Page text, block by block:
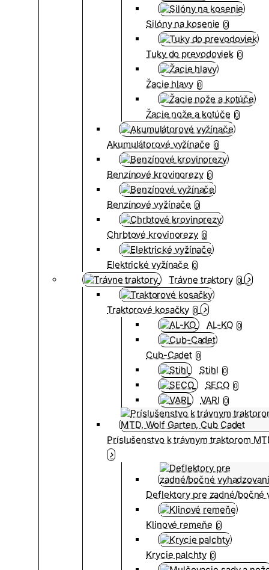
Silóny na kosenie 0
Tuky do prevodoviek 0
Žacie hlavy 0
Žacie nože a kotúče 0
Akumulátorové vyžínače 0
Benzínové krovinorezy 0
Benzínové vyžínače 0
Chrbtové krovinorezy 0
Elektrické vyžínače 0
Trávne traktory 0
Traktorové kosačky 0
AL-KO 0
Cub-Cadet 0
Stihl 0
SECO 0
VARI 0
Príslušenstvo k trávnym traktorom
Deflektory pre zadné/bočné
Klinové remeňe 0
Krycie palchty 0